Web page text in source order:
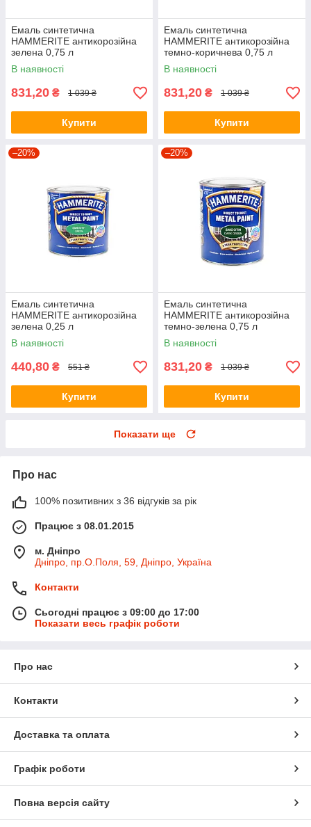
Емаль синтетична
HAMMERITE антикорозійна
зелена 0,75 л
В наявності
831,20 ₴ 1 039 ₴
Купити
Емаль синтетична
HAMMERITE антикорозійна
темно-коричнева 0,75 л
В наявності
831,20 ₴ 1 039 ₴
Купити
–20%
Емаль синтетична
HAMMERITE антикорозійна
зелена 0,25 л
В наявності
440,80 ₴ 551 ₴
Купити
–20%
Емаль синтетична
HAMMERITE антикорозійна
темно-зелена 0,75 л
В наявності
831,20 ₴ 1 039 ₴
Купити
Показати ще
Про нас
100% позитивних з 36 відгуків за рік
Працює з 08.01.2015
м. Дніпро
Дніпро, пр.О.Поля, 59, Дніпро, Україна
Контакти
Сьогодні працює з 09:00 до 17:00
Показати весь графік роботи
Про нас
Контакти
Доставка та оплата
Графік роботи
Повна версія сайту